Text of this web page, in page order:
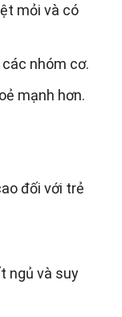
mỏi và có
nhóm cơ.
mạnh hơn.
đối với trẻ
ngủ và suy